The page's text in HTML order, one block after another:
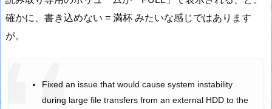
確かに、書き込めない = 満杯 みたいな感じではあります
が。
Fixed an issue that would cause system instability
during large file transfers from an external HDD to the